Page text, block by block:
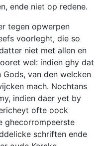
ende niet op redene.
tegen opwerpen
voorleght, die so
niet met allen en
wel: indien ghy dat
van den welcken
mach. Nochtans
indien daer yet by
ofte oock
ghecorrompeerste
schriften ende